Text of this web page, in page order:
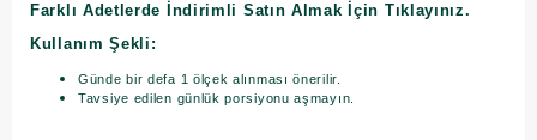
Farklı Adetlerde İndirimli Satın Almak İçin Tıklayınız.
Kullanım Şekli:
Günde bir defa 1 ölçek alınması önerilir.
Tavsiye edilen günlük porsiyonu aşmayın.